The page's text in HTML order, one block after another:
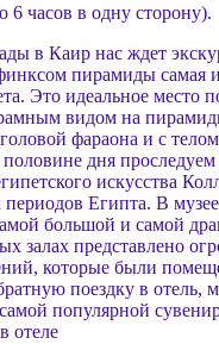
6 часов в одну сторону).
в Каир нас ждет
пирамиды самая
Это идеальное
видом на
фараона и с
дня
искусства
Египта. В
большой и самой
залах представлено
которые были
поездку в отель,
популярной
отеле